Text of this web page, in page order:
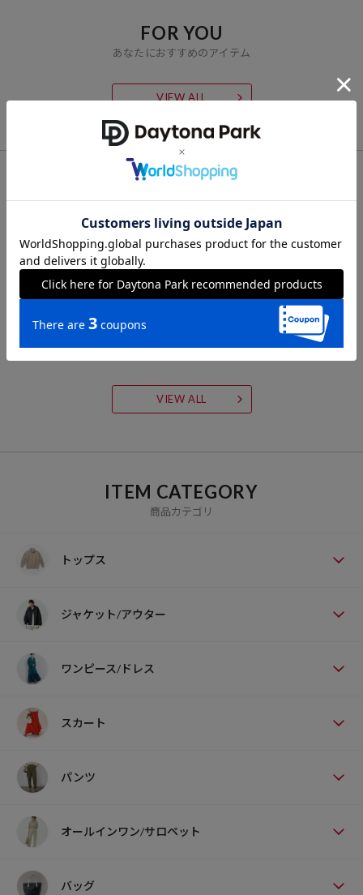
※「参考価格」とは、Daytona Parkにおける対象商品の通常販売（先
行予約・先行割引は含まれません）開始時点の価格です。
「アメリカの豊かさとワクワク・ドキドキを日本に伝えたい」という
想いからスタート。1986年の創業以来、洋服、雑貨、インテリアな
ど自分たちが本気でカッコ良いと思うものをセレクト。積極的に楽し
FOR YOU
あなたにおすすめのアイテム
VIEW ALL
VIEW ALL
ITEM CATEGORY
商品カテゴリ
トップス
ジャケット/アウター
ワンピース/ドレス
スカート
パンツ
オールインワン/サロペット
バッグ